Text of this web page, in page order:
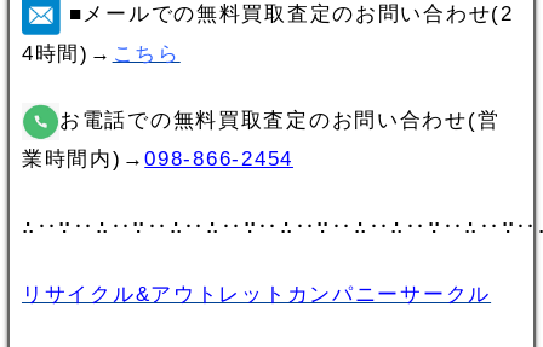
■メールでの無料買取査定のお問い合わせ(2
4時間)→ こちら
お電話での無料買取査定のお問い合わせ(営
業時間内)→098-866-2454
リサイクル&アウトレットカンパニーサークル